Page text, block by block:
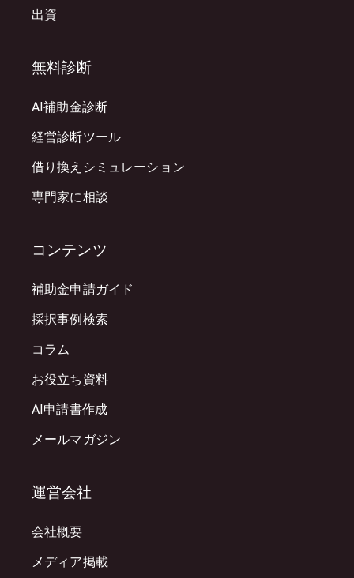
出資
無料診断
AI補助金診断
経営診断ツール
借り換えシミュレーション
専門家に相談
コンテンツ
補助金申請ガイド
採択事例検索
コラム
お役立ち資料
AI申請書作成
メールマガジン
運営会社
会社概要
メディア掲載